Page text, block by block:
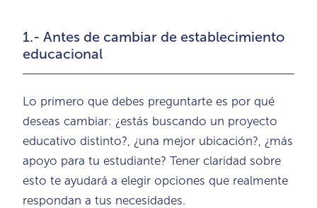
1.- Antes de cambiar de establecimiento
educacional
Lo primero que debes preguntarte es por qué
deseas cambiar: ¿estás buscando un proyecto
educativo distinto?, ¿una mejor ubicación?, ¿más
apoyo para tu estudiante? Tener claridad sobre
esto te ayudará a elegir opciones que realmente
respondan a tus necesidades.